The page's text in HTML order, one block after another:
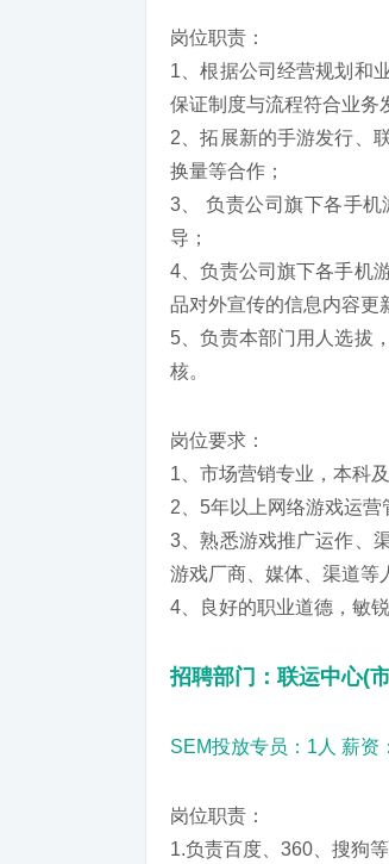
岗位职责：
1、根据公司经营规划和
保证制度与流程符合业务
2、拓展新的手游发行、
换量等合作；
3、 负责公司旗下各手
导；
4、负责公司旗下各手机
品对外宣传的信息内容更
5、负责本部门用人选拔
核。
岗位要求：
1、市场营销专业，本科
2、5年以上网络游戏运营
3、熟悉游戏推广运作、
游戏厂商、媒体、渠道等
4、良好的职业道德，敏
招聘部门：联运中心(
SEM投放专员：1人 薪资
岗位职责：
1.负责百度、360、搜狗